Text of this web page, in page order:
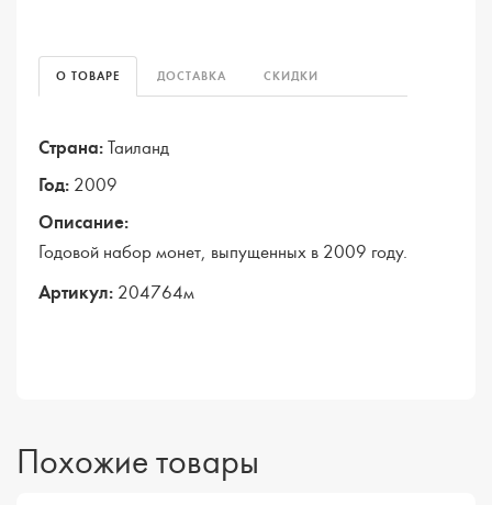
О ТОВАРЕ ДОСТАВКА СКИДКИ
Страна: Таиланд
Год: 2009
Описание:
Годовой набор монет, выпущенных в 2009 году.
Артикул: 204764м
Похожие товары